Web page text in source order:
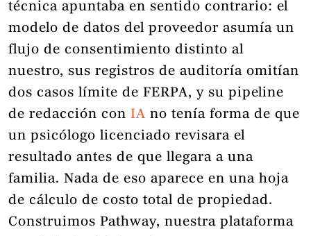
técnica apuntaba en sentido contrario: el
modelo de datos del proveedor asumía un
flujo de consentimiento distinto al
nuestro, sus registros de auditoría omitían
dos casos límite de FERPA, y su pipeline
de redacción con IA no tenía forma de que
un psicólogo licenciado revisara el
resultado antes de que llegara a una
familia. Nada de eso aparece en una hoja
de cálculo de costo total de propiedad.
Construimos Pathway, nuestra plataforma